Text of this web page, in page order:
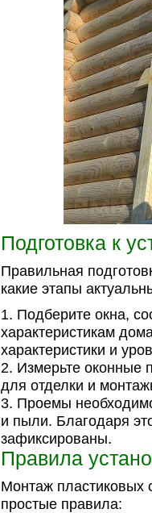
Подготовка к
Правильная
какие этапы
Подберите окна,
характеристикам
характеристики и
Измерьте оконные
для отделки и
Проемы
и пыли. Благодаря
зафиксированы.
Правила
Монтаж пластиковых
простые правила: